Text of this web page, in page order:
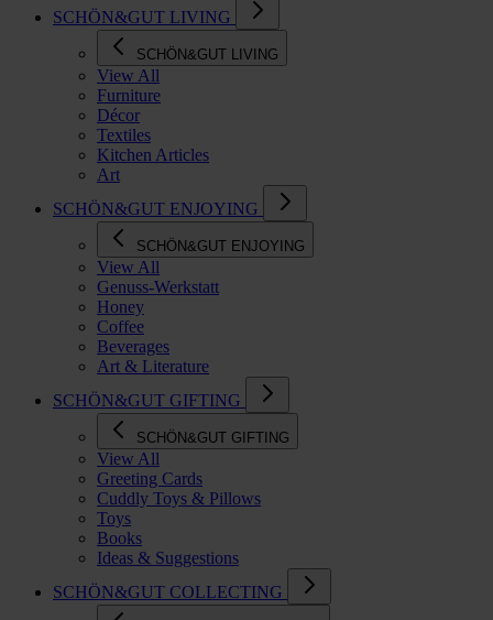
SCHÖN&GUT LIVING
SCHÖN&GUT LIVING
View All
Furniture
Décor
Textiles
Kitchen Articles
Art
SCHÖN&GUT ENJOYING
SCHÖN&GUT ENJOYING
View All
Genuss-Werkstatt
Honey
Coffee
Beverages
Art & Literature
SCHÖN&GUT GIFTING
SCHÖN&GUT GIFTING
View All
Greeting Cards
Cuddly Toys & Pillows
Toys
Books
Ideas & Suggestions
SCHÖN&GUT COLLECTING